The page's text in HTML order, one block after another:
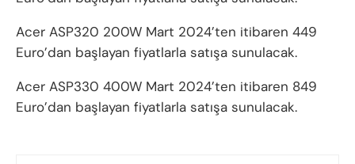
Acer ASP320 200W Mart 2024’ten itibaren 449
Euro’dan başlayan fiyatlarla satışa sunulacak.
Acer ASP330 400W Mart 2024’ten itibaren 849
Euro’dan başlayan fiyatlarla satışa sunulacak.